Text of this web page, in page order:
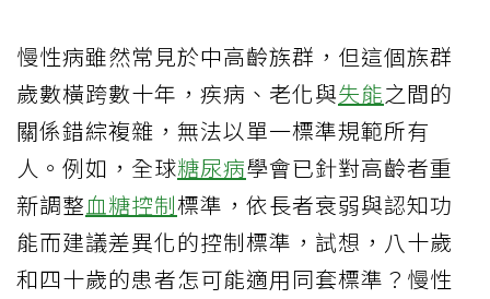
慢性病雖然常見於中高齡族群，但這個族群
歲數橫跨數十年，疾病、老化與失能之間的
關係錯綜複雜，無法以單一標準規範所有
人。例如，全球糖尿病學會已針對高齡者重
新調整血糖控制標準，依長者衰弱與認知功
能而建議差異化的控制標準，試想，八十歲
和四十歲的患者怎可能適用同套標準？慢性